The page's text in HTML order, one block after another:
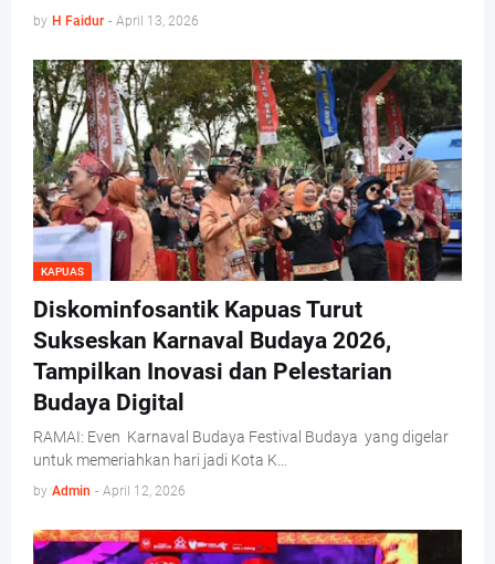
by H Faidur - April 13, 2026
KAPUAS
Diskominfosantik Kapuas Turut
Sukseskan Karnaval Budaya 2026,
Tampilkan Inovasi dan Pelestarian
Budaya Digital
RAMAI: Even Karnaval Budaya Festival Budaya yang digelar
untuk memeriahkan hari jadi Kota K…
by Admin - April 12, 2026